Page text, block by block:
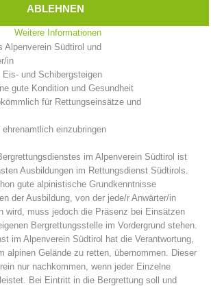
vollendet.
Alpenverein Südtirol und
in
und Schibergsteigen
gute Kondition und Gesundheit
für Rettungseinsätze und
einzubringen
im Alpenverein Südtirol ist
Ausbildungen im Rettungsdienst Südtirols.
gute alpinistische Grundkenntnisse
der Ausbildung, von der jede/r Anwärter/in
wird, muss jedoch die Präsenz bei Einsätzen
Bergrettungsstelle im Vordergrund stehen.
im Alpenverein Südtirol hat die Verantwortung,
alpinen Gelände zu retten, übernommen. Dieser
nur nachkommen, wenn jeder Einzelne
Bei Eintritt in die Bergrettung soll und
ABLEHNEN
Weitere Informationen